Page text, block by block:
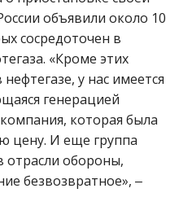
объявили около 10
сосредоточен в
«Кроме этих
у нас имеется
генерацией
которая была
цену. И еще группа
обороны,
безвозвратное», ‒